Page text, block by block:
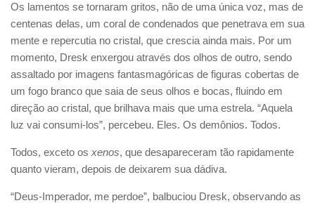
Os lamentos se tornaram gritos, não de uma única voz, mas de
centenas delas, um coral de condenados que penetrava em sua
mente e repercutia no cristal, que crescia ainda mais. Por um
momento, Dresk enxergou através dos olhos de outro, sendo
assaltado por imagens fantasmagóricas de figuras cobertas de
um fogo branco que saia de seus olhos e bocas, fluindo em
direção ao cristal, que brilhava mais que uma estrela. “Aquela
luz vai consumi-los”, percebeu. Eles. Os demônios. Todos.
Todos, exceto os xenos, que desapareceram tão rapidamente
quanto vieram, depois de deixarem sua dádiva.
“Deus-Imperador, me perdoe”, balbuciou Dresk, observando as